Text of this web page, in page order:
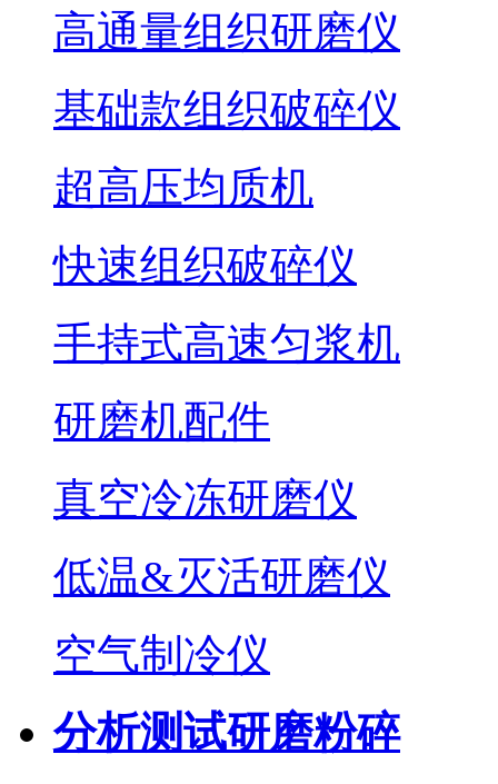
高通量组织研磨仪
基础款组织破碎仪
超高压均质机
快速组织破碎仪
手持式高速匀浆机
研磨机配件
真空冷冻研磨仪
低温&灭活研磨仪
空气制冷仪
分析测试研磨粉碎